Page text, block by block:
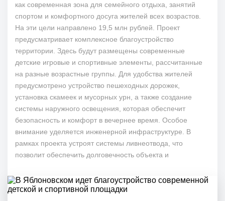
как современная зона для семейного отдыха, занятий
спортом и комфортного досуга жителей всех возрастов.
На эти цели направлено 19,5 млн рублей. Проект
предусматривает комплексное благоустройство
территории. Здесь будут размещены современные
детские игровые и спортивные элементы, рассчитанные
на разные возрастные группы. Для удобства жителей
предусмотрено устройство пешеходных дорожек,
установка скамеек и мусорных урн, а также создание
системы наружного освещения, которая обеспечит
безопасность и комфорт в вечернее время. Особое
внимание уделяется инженерной инфраструктуре. В
рамках проекта устроят системы ливнеотвода, что
позволит обеспечить долговечность объекта и